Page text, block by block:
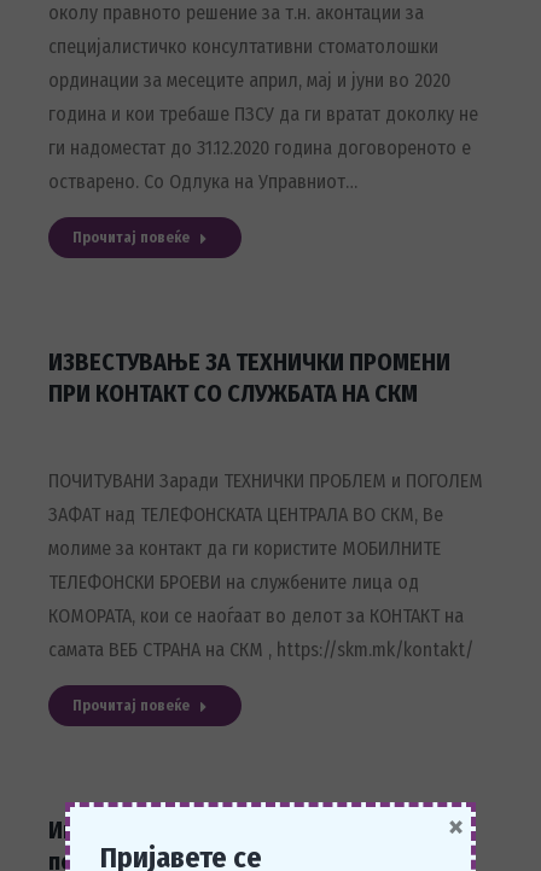
околу правното решение за т.н. аконтации за
специјалис­тичко консултативни стоматолошки
ординации за месе­ците април, мај и јуни во 2020
година и кои требаше ПЗСУ да ги вратат доколку не
ги надоместат до 31.12.2020 годи­на договореното е
остварено. Со Одлука на Управниот…
Прочитај повеќе
ИЗВЕСТУВАЊЕ ЗА ТЕХНИЧКИ ПРОМЕНИ
ПРИ КОНТАКТ СО СЛУЖБАТА НА СКМ
ПОЧИТУВАНИ Заради ТЕХНИЧКИ ПРОБЛЕМ и ПОГОЛЕМ
ЗАФАТ над ТЕЛЕФОНСКАТА ЦЕНТРАЛА ВО СКМ, Ве
молиме за контакт да ги користите МОБИЛНИТЕ
ТЕЛЕФОНСКИ БРОЕВИ на службените лица од
КОМОРАТА, кои се наоѓаат во делот за КОНТАКТ на
самата ВЕБ СТРАНА на СКМ , https://skm.mk/kontakt/
Прочитај повеќе
Интензивна комуникација и средба
помеѓу премиерот г-дин Зоран Заев и
Пријавете се
×